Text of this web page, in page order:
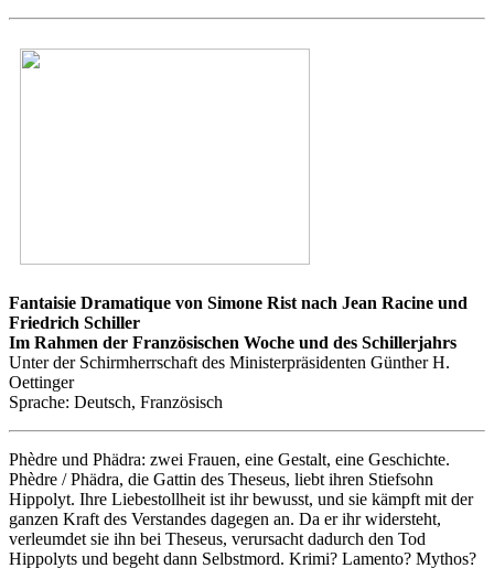
Fantaisie Dramatique von Simone Rist nach Jean Racine und
Friedrich Schiller
Im Rahmen der Französischen Woche und des Schillerjahrs
Unter der Schirmherrschaft des Ministerpräsidenten Günther H.
Oettinger
Sprache: Deutsch, Französisch
Phèdre und Phädra: zwei Frauen, eine Gestalt, eine Geschichte.
Phèdre / Phädra, die Gattin des Theseus, liebt ihren Stiefsohn
Hippolyt. Ihre Liebestollheit ist ihr bewusst, und sie kämpft mit der
ganzen Kraft des Verstandes dagegen an. Da er ihr widersteht,
verleumdet sie ihn bei Theseus, verursacht dadurch den Tod
Hippolyts und begeht dann Selbstmord. Krimi? Lamento? Mythos?